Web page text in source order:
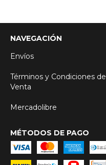
NAVEGACIÓN
Envíos
Términos y Condiciones de
Venta
Mercadolibre
MÉTODOS DE PAGO